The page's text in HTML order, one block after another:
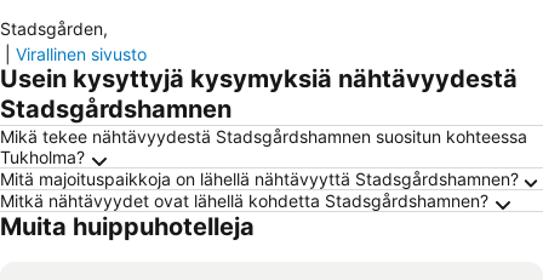
Stadsgården,
Virallinen sivusto
Usein kysyttyjä kysymyksiä nähtävyydestä
Stadsgårdshamnen
Mikä tekee nähtävyydestä Stadsgårdshamnen suositun kohteessa
Tukholma?
Mitä majoituspaikkoja on lähellä nähtävyyttä Stadsgårdshamnen?
Mitkä nähtävyydet ovat lähellä kohdetta Stadsgårdshamnen?
Muita huippuhotelleja